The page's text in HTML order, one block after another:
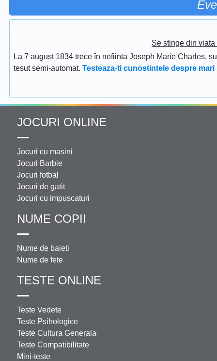
Se stinge din
La 7 august 1834 trece în nefiinta Joseph Marie Charles,
tesut semi-automat. Testeaza-ti cunostintele despre
JOCURI ONLINE
Jocuri cu masini
Jocuri Barbie
Jocuri fotbal
Jocuri de gatit
Jocuri cu impuscaturi
NUME COPII
Nume de baieti
Nume de fete
TESTE ONLINE
Teste Vedete
Teste Psihologice
Teste Cultura Generala
Teste Compatibilitate
Mini-teste